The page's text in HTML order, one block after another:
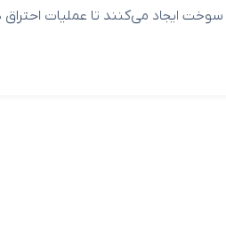
ایجاد می‌کنند تا عملیات احتراق